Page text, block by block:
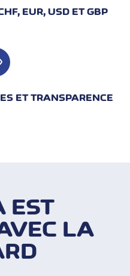
EUR, USD ET GBP
ET TRANSPARENCE
EST
LA